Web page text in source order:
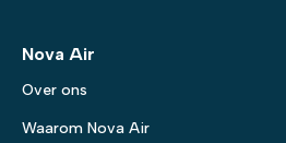
Nova Air
Over ons
Waarom Nova Air